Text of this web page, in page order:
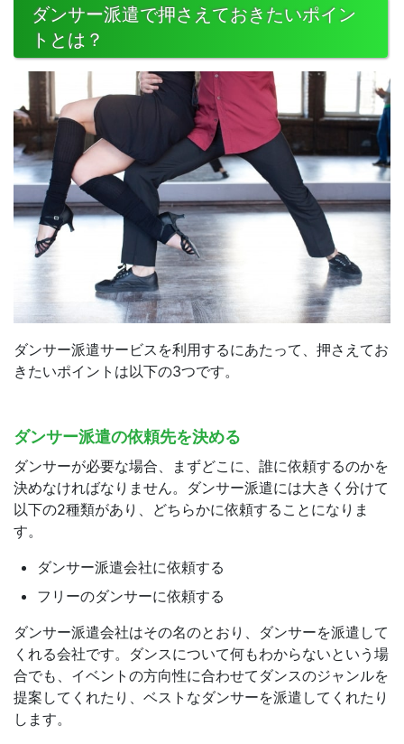
ダンサー派遣で押さえておきたいポイン
トとは？
ダンサー派遣サービスを利用するにあたって、押さえてお
きたいポイントは以下の3つです。
ダンサー派遣の依頼先を決める
ダンサーが必要な場合、まずどこに、誰に依頼するのかを
決めなければなりません。ダンサー派遣には大きく分けて
以下の2種類があり、どちらかに依頼することになりま
す。
ダンサー派遣会社に依頼する
フリーのダンサーに依頼する
ダンサー派遣会社はその名のとおり、ダンサーを派遣して
くれる会社です。ダンスについて何もわからないという場
合でも、イベントの方向性に合わせてダンスのジャンルを
提案してくれたり、ベストなダンサーを派遣してくれたり
します。